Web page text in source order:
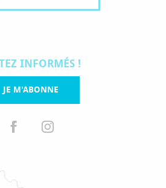
INFORMÉS !
JE M'ABONNE